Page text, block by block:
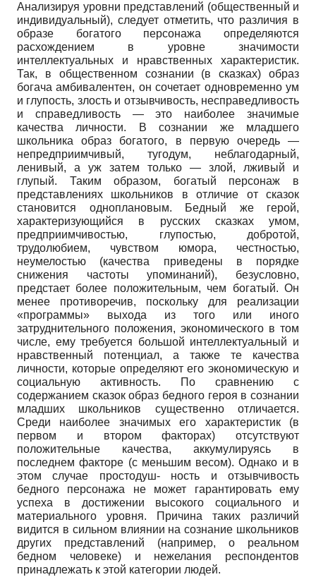
Анализируя уровни представлений (общественный и
индивидуальный), следует отметить, что различия в
образе богатого персонажа определяются
расхождением в уровне значимости
интеллектуальных и нравственных характеристик.
Так, в общественном сознании (в сказках) образ
богача амбивалентен, он сочетает одновременно ум
и глупость, злость и отзывчивость, несправедливость
и справедливость — это наиболее значимые
качества личности. В сознании же младшего
школьника образ богатого, в первую очередь —
непредприимчивый, тугодум, неблагодарный,
ленивый, а уж затем только — злой, лживый и
глупый. Таким образом, богатый персонаж в
представлениях школьников в отличие от сказок
становится одноплановым. Бедный же герой,
характеризующийся в русских сказках умом,
предприимчивостью, глупостью, добротой,
трудолюбием, чувством юмора, честностью,
неумелостью (качества приведены в порядке
снижения частоты упоминаний), безусловно,
предстает более положительным, чем богатый. Он
менее противоречив, поскольку для реализации
«программы» выхода из того или иного
затруднительного положения, экономического в том
числе, ему требуется большой интеллектуальный и
нравственный потенциал, а также те качества
личности, которые определяют его экономическую и
социальную активность. По сравнению с
содержанием сказок образ бедного героя в сознании
младших школьников существенно отличается.
Среди наиболее значимых его характеристик (в
первом и втором факторах) отсутствуют
положительные качества, аккумулируясь в
последнем факторе (с меньшим весом). Однако и в
этом случае простодуш- ность и отзывчивость
бедного персонажа не может гарантировать ему
успеха в достижении высокого социального и
материального уровня. Причина таких различий
видится в сильном влиянии на сознание школьников
других представлений (например, о реальном
бедном человеке) и нежелания респондентов
принадлежать к этой категории людей.